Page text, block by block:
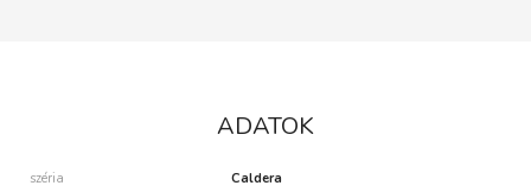
ADATOK
széria Caldera